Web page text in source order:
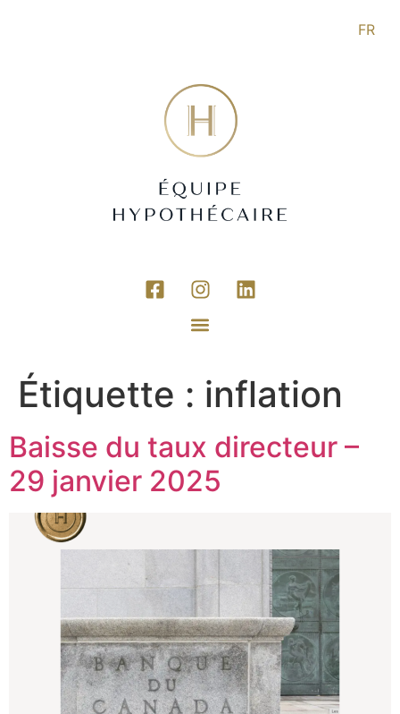
FR
Étiquette : inflation
Baisse du taux directeur –
29 janvier 2025